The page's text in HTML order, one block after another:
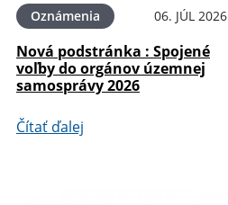
Oznámenia 06. JÚL 2026
Nová podstránka : Spojené
voľby do orgánov územnej
samosprávy 2026
Čítať ďalej